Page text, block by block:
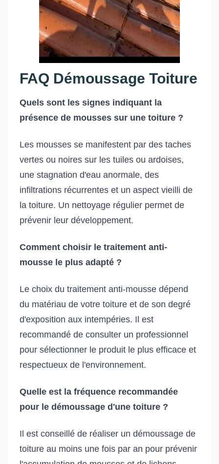
FAQ Démoussage Toiture
Quels sont les signes indiquant la
présence de mousses sur une toiture ?
Les mousses se manifestent par des taches
vertes ou noires sur les tuiles ou ardoises,
une stagnation d'eau anormale, des
infiltrations récurrentes et un aspect vieilli de
la toiture. Un nettoyage régulier permet de
prévenir leur développement.
Comment choisir le traitement anti-
mousse le plus adapté ?
Le choix du traitement anti-mousse dépend
du matériau de votre toiture et de son degré
d'exposition aux intempéries. Il est
recommandé de consulter un professionnel
pour sélectionner le produit le plus efficace et
respectueux de l'environnement.
Quelle est la fréquence recommandée
pour le démoussage d'une toiture ?
Il est conseillé de réaliser un démoussage de
toiture au moins une fois par an pour prévenir